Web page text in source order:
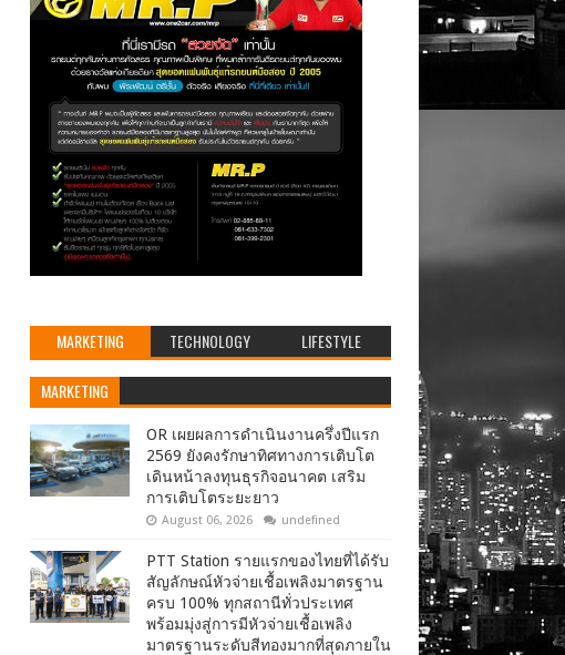
MARKETING TECHNOLOGY LIFESTYLE
MARKETING
OR เผยผลการดำเนินงานครึ่งปีแรก
2569 ยังคงรักษาทิศทางการเติบโต
เดินหน้าลงทุนธุรกิจอนาคต เสริม
การเติบโตระยะยาว
August 06, 2026 undefined
PTT Station รายแรกของไทยที่ได้รับ
สัญลักษณ์หัวจ่ายเชื้อเพลิงมาตรฐาน
ครบ 100% ทุกสถานีทั่วประเทศ
พร้อมมุ่งสู่การมีหัวจ่ายเชื้อเพลิง
มาตรฐานระดับสีทองมากที่สุดภายใน